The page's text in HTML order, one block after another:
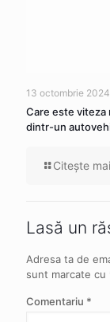
13 octombrie 2024
Care este viteza
dintr-un
Citeşte
Lasă un
Adresa ta de
sunt marcate cu
Comentariu *